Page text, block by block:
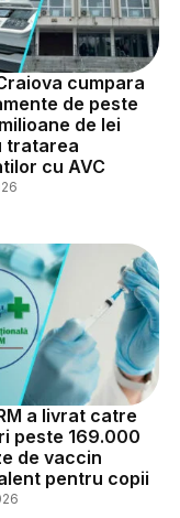
cumpara
de peste
de lei
tratarea
cu AVC
a livrat catre
peste 169.000
de vaccin
pentru copii